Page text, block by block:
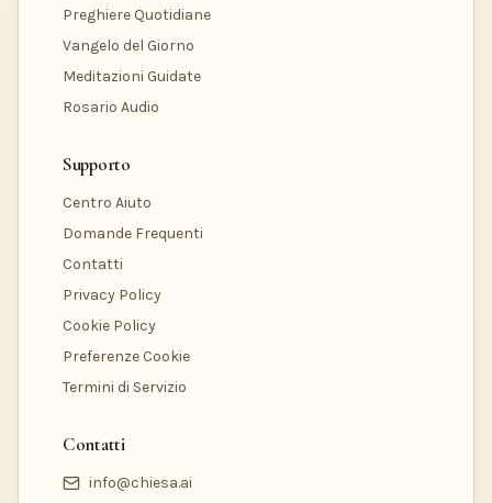
Preghiere Quotidiane
Vangelo del Giorno
Meditazioni Guidate
Rosario Audio
Supporto
Centro Aiuto
Domande Frequenti
Contatti
Privacy Policy
Cookie Policy
Preferenze Cookie
Termini di Servizio
Contatti
info@chiesa.ai